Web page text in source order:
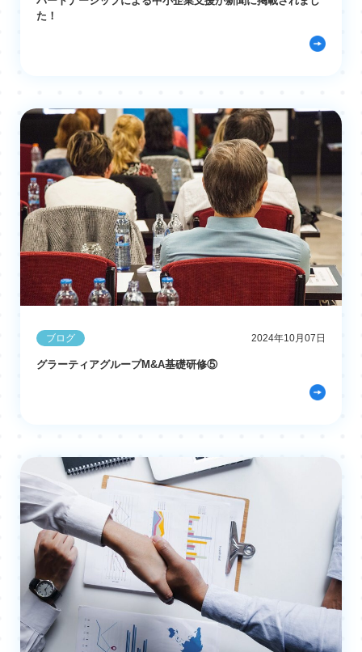
た！
ブログ 2024年10月07日
グラーティアグループM&A基礎研修⑤